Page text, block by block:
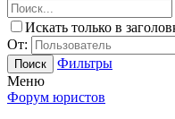
Искать только в
От:
Поиск
Фильтры
Меню
Форум юристов